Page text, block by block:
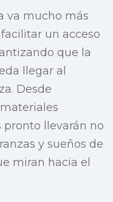
va mucho más
un acceso
que la
llegar al
Desde
pronto llevarán no
y sueños de
miran hacia el